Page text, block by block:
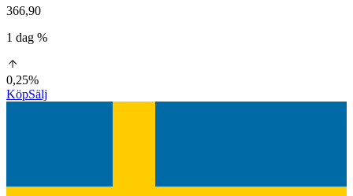
366,90
1 dag %
0,25%
KöpSälj